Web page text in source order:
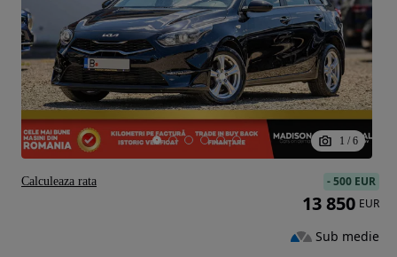
1 / 6
-500 EUR
13 850 EUR
Sub medie
Calculeaza rata